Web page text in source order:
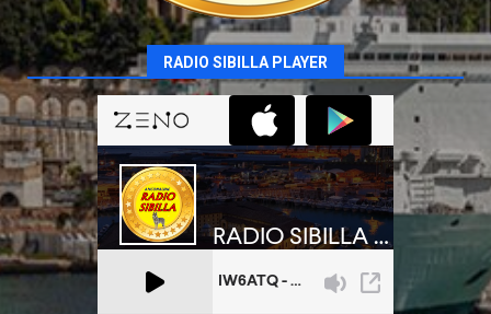
RADIO SIBILLA PLAYER